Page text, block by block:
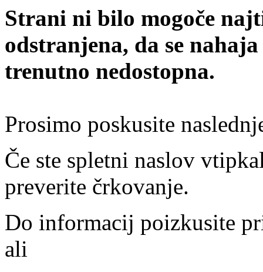
Strani ni bilo mogoče
odstranjena, da se
trenutno nedostopna.
Prosimo poskusite
Če ste spletni naslov
preverite črkovanje.
Do informacij poizkusite
ali